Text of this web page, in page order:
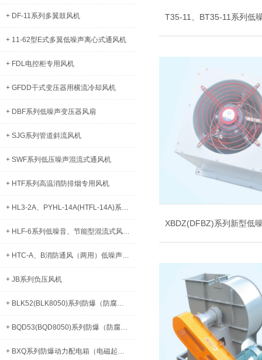
+ DF-11系列多翼鼓风机
+ 11-62型E式多翼低噪声离心式通风机
+ FDL电控柜专用风机
+ GFDD干式变压器用横流冷却风机
+ DBF系列低噪声变压器风扇
+ SJG系列管道斜流风机
+ SWF系列低压噪声混流式通风机
+ HTF系列高温消防排烟专用风机
+ HL3-2A、PYHL-14A(HTFL-14A)系列混流式高温排烟风机
+ HLF-6系列低噪音、节能型混流式风机箱
+ HTC-A、B消防通风（两用）低噪声柜式离心风机
+ JB系列负压风机
+ BLK52(BLK8050)系列防爆（防腐）断路器（IIB、IIC、DIP）
+ BQD53(BQD8050)系列防爆（防腐）电磁起动器（IIB、IIC、DIP）
+ BXQ系列防爆动力配电箱（电磁起动）（IIB、IIC、DIP）